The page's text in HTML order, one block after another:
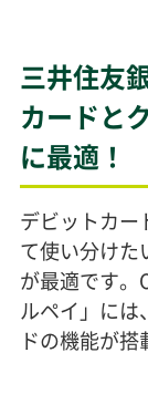
三井住友
カードと
に最適！
デビットカー
て使い分けた
が最適です
ルペイ」には
ドの機能が搭